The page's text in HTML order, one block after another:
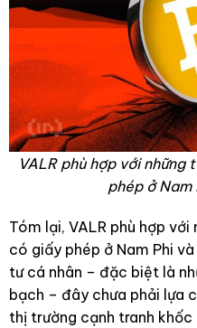
VALR phù hợp với
phép ở Nam
Tóm lại, VALR phù hợp
có giấy phép ở Nam Phi
tư cá nhân – đặc biệt là
bạch – đây chưa phải lựa
thị trường cạnh tranh khốc